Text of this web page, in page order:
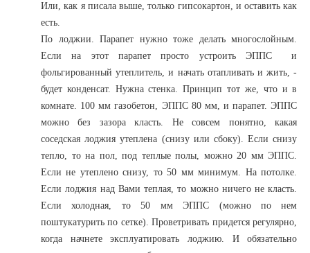
Или, как я писала выше, только гипсокартон, и оставить как
есть.
По лоджии. Парапет нужно тоже делать многослойным.
Если на этот парапет просто устроить ЭППС и
фольгированный утеплитель, и начать отапливать и жить, -
будет конденсат. Нужна стенка. Принцип тот же, что и в
комнате. 100 мм газобетон, ЭППС 80 мм, и парапет. ЭППС
можно без зазора класть. Не совсем понятно, какая
соседская лоджия утеплена (снизу или сбоку). Если снизу
тепло, то на пол, под теплые полы, можно 20 мм ЭППС.
Если не утеплено снизу, то 50 мм минимум. На потолке.
Если лоджия над Вами теплая, то можно ничего не класть.
Если холодная, то 50 мм ЭППС (можно по нем
поштукатурить по сетке). Проветривать придется регулярно,
когда начнете эксплуатировать лоджию. И обязательно